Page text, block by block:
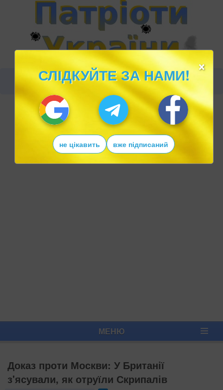
МЕНЮ
Доказ проти Москви: У Британії
з'ясували, як отруїли Скрипалів
×
СЛІДКУЙТЕ ЗА НАМИ!
не цікавить вже підписаний